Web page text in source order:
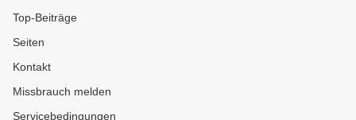
Top-Beiträge
Seiten
Kontakt
Missbrauch melden
Servicebedingungen